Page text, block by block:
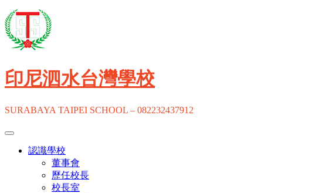
Skip
to
content
印尼泗水台灣學校
SURABAYA TAIPEI SCHOOL – 082232437912
認識學校
董事會
歷任校長
校長室